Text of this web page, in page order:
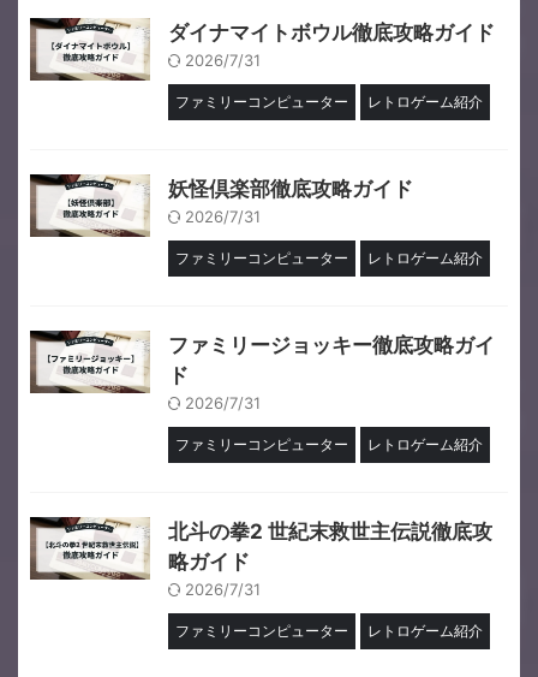
ダイナマイトボウル徹底攻略ガイド
2026/7/31
ファミリーコンピューター レトロゲーム紹介
妖怪倶楽部徹底攻略ガイド
2026/7/31
ファミリーコンピューター レトロゲーム紹介
ファミリージョッキー徹底攻略ガイ
ド
2026/7/31
ファミリーコンピューター レトロゲーム紹介
北斗の拳2 世紀末救世主伝説徹底攻
略ガイド
2026/7/31
ファミリーコンピューター レトロゲーム紹介